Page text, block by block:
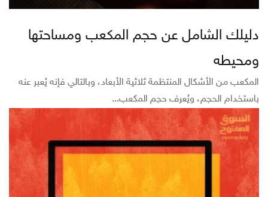
دليلك الشامل عن حجم المكعب ومساحتها
ومحيطه
المكعب من الأشكال المنتظمة ثلاثية الأبعاد، وبالتالي فإنه يُعبر عنه
باستخدام الحجم، ويُعرف حجم المكعب...